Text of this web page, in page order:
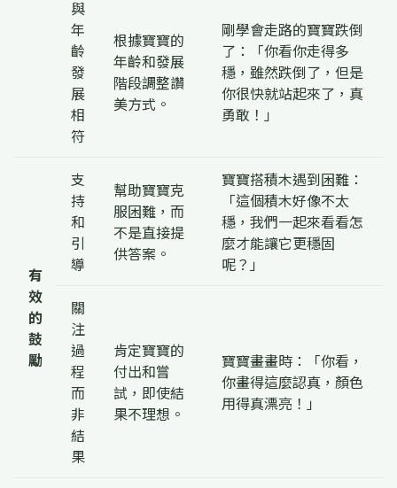
與
年
齡
發
展
相
符
根據寶寶的
年齡和發展
階段調整讚
美方式。
剛學會走路的寶寶跌倒
了：「你看你走得多
穩，雖然跌倒了，但是
你很快就站起來了，真
勇敢！」
有
效
的
鼓
勵
支
持
和
引
導
幫助寶寶克
服困難，而
不是直接提
供答案。
寶寶搭積木遇到困難：
「這個積木好像不太
穩，我們一起來看看怎
麼才能讓它更穩固
呢？」
關
注
過
程
而
非
結
果
肯定寶寶的
付出和嘗
試，即使結
果不理想。
寶寶畫畫時：「你看，
你畫得這麼認真，顏色
用得真漂亮！」